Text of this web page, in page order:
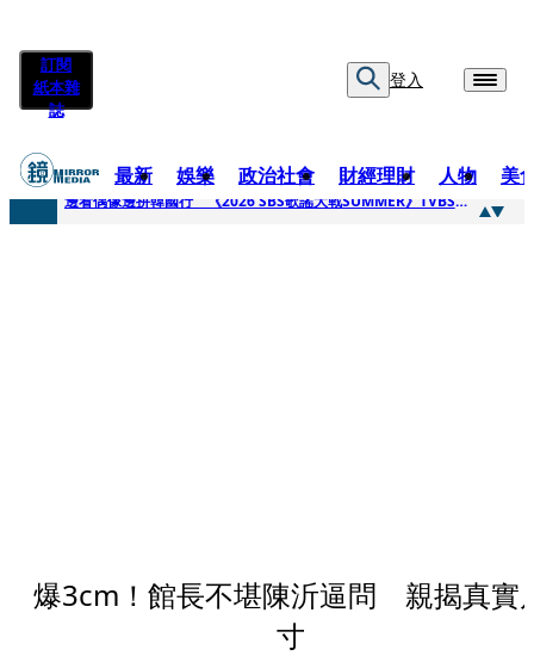
訂閱
紙本雜
誌
登入
最新 娛樂 政治社會 財經理財 人物 美
快訊
邊看偶像邊拚韓國行 《2026 SBS歌謠大戰SUMMER》TVBS直播祭追星福利
爆3cm！館長不堪陳沂逼問 親揭真實
寸